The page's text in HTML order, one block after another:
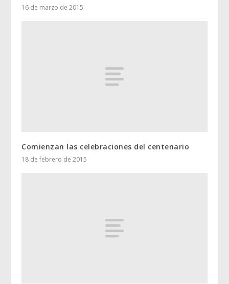
16 de marzo de 2015
Comienzan las celebraciones del centenario
18 de febrero de 2015